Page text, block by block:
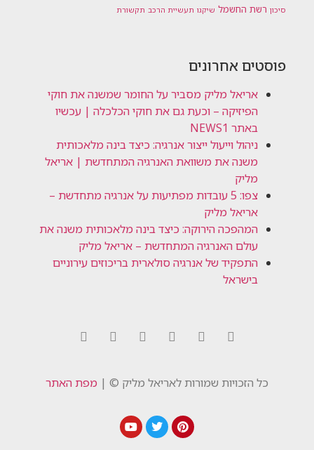
סיכון רשת החשמל שיקגו תעשיית הרכב תקשורת
פוסטים אחרונים
אריאל מליק מסביר על החומר שמשנה את חוקי
הפיזיקה – וכעת גם את חוקי הכלכלה | עכשיו
באתר NEWS1
ניהול וייעול ייצור אנרגיה: כיצד בינה מלאכותית
משנה את משוואת האנרגיה המתחדשת | אריאל
מליק
צפו: 5 עובדות מפתיעות על אנרגיה מתחדשת –
אריאל מליק
המהפכה הירוקה: כיצד בינה מלאכותית משנה את
עולם האנרגיה המתחדשת – אריאל מליק
התפקיד של אנרגיה סולארית בריכוזים עירוניים
בישראל
כל הזכויות שמורות לאריאל מליק © | מפת האתר